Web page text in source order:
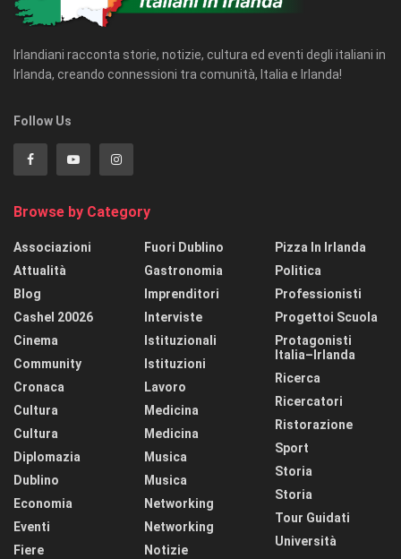
Irlandiani racconta storie, notizie, cultura ed eventi degli italiani in
Irlanda, creando connessioni tra comunità, Italia e Irlanda!
Follow Us
Browse by Category
Associazioni
Attualità
Blog
Cashel 20026
Cinema
Community
Cronaca
Cultura
Cultura
Diplomazia
Dublino
Economia
Eventi
Fiere
Fuori Dublino
Gastronomia
Imprenditori
Interviste
Istituzionali
Istituzioni
Lavoro
Medicina
Medicina
Musica
Musica
Networking
Networking
Notizie
Pizza In Irlanda
Politica
Professionisti
Progettoi Scuola
Protagonisti
Italia–Irlanda
Ricerca
Ricercatori
Ristorazione
Sport
Storia
Storia
Tour Guidati
Università